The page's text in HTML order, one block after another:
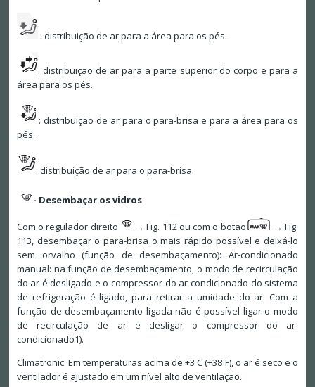
: distribuição de ar para a área para os pés.
: distribuição de ar para a parte superior do corpo e para a
área para os pés.
: distribuição de ar para o para-brisa e para a área para os
pés.
: distribuição de ar para o para-brisa.
- Desembaçar os vidros
Com o regulador direito → Fig. 112 ou com o botão
→ Fig.
113, desembaçar o para-brisa o mais rápido possível e deixá-lo
sem orvalho (função de desembaçamento): Ar-condicionado
manual: na função de desembaçamento, o modo de recirculação
do ar é desligado e o compressor do ar-condicionado do sistema
de refrigeração é ligado, para retirar a umidade do ar. Com a
função de desembaçamento ligada não é possível ligar o modo
de recirculação de ar e desligar o compressor do ar-
condicionado1).
Climatronic: Em temperaturas acima de +3 C (+38 F), o ar é seco e o
ventilador é ajustado em um nível alto de ventilação.